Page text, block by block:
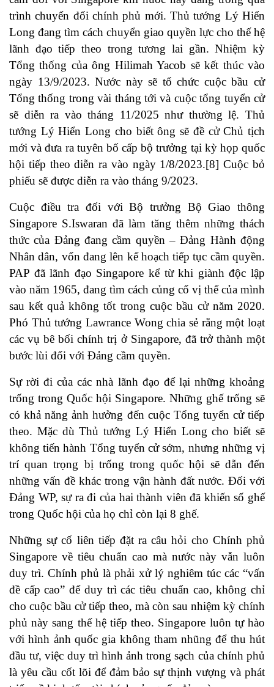
trình chuyển đổi chính phủ mới. Thủ tướng Lý Hiển
Long đang tìm cách chuyển giao quyền lực cho thế hệ
lãnh đạo tiếp theo trong tương lai gần. Nhiệm kỳ
Tổng thống của ông Hilimah Yacob sẽ kết thúc vào
ngày 13/9/2023. Nước này sẽ tổ chức cuộc bầu cử
Tổng thống trong vài tháng tới và cuộc tổng tuyển cử
sẽ diễn ra vào tháng 11/2025 như thường lệ. Thủ
tướng Lý Hiển Long cho biết ông sẽ đề cử Chủ tịch
mới và đưa ra tuyên bố cấp bộ trưởng tại kỳ họp quốc
hội tiếp theo diễn ra vào ngày 1/8/2023.[8] Cuộc bỏ
phiếu sẽ được diễn ra vào tháng 9/2023.
Cuộc điều tra đối với Bộ trưởng Bộ Giao thông
Singapore S.Iswaran đã làm tăng thêm những thách
thức của Đảng đang cầm quyền – Đảng Hành động
Nhân dân, vốn đang lên kế hoạch tiếp tục cầm quyền.
PAP đã lãnh đạo Singapore kể từ khi giành độc lập
vào năm 1965, đang tìm cách củng cố vị thế của mình
sau kết quả không tốt trong cuộc bầu cử năm 2020.
Phó Thủ tướng Lawrance Wong chia sẻ rằng một loạt
các vụ bê bối chính trị ở Singapore, đã trở thành một
bước lùi đối với Đảng cầm quyền.
Sự rời đi của các nhà lãnh đạo để lại những khoảng
trống trong Quốc hội Singapore. Những ghế trống sẽ
có khả năng ảnh hưởng đến cuộc Tổng tuyển cử tiếp
theo. Mặc dù Thủ tướng Lý Hiển Long cho biết sẽ
không tiến hành Tổng tuyển cử sớm, nhưng những vị
trí quan trọng bị trống trong quốc hội sẽ dẫn đến
những vấn đề khác trong vận hành đất nước. Đối với
Đảng WP, sự ra đi của hai thành viên đã khiến số ghế
trong Quốc hội của họ chỉ còn lại 8 ghế.
Những sự cố liên tiếp đặt ra câu hỏi cho Chính phủ
Singapore về tiêu chuẩn cao mà nước này vẫn luôn
duy trì. Chính phủ là phải xử lý nghiêm túc các “vấn
đề cấp cao” để duy trì các tiêu chuẩn cao, không chỉ
cho cuộc bầu cử tiếp theo, mà còn sau nhiệm kỳ chính
phủ này sang thế hệ tiếp theo. Singapore luôn tự hào
với hình ảnh quốc gia không tham nhũng để thu hút
đầu tư, việc duy trì hình ảnh trong sạch của chính phủ
là yêu cầu cốt lõi để đảm bảo sự thịnh vượng và phát